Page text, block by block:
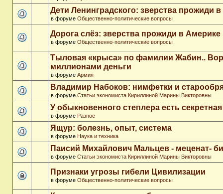
Дети Ленинградского: зверства прожиди
в форуме Общественно-политические вопросы
Дорога слёз: зверства прожиди в Америке
в форуме Общественно-политические вопросы
Тыловая «крыса» по фамилии Жабин..
миллионами деньги
в форуме Армия
Владимир Набоков: нимфетки и
в форуме Статьи экономиста Кириллиной Марины Викторовны
У обыкновенного степлера есть
в форуме Разное
Ящур: болезнь, опыт, система
в форуме Наука и техника
Паисий Михайлович Мальцев - меценат-
в форуме Статьи экономиста Кириллиной Марины Викторовны
Признаки угрозы гибели Цивилизации
в форуме Общественно-политические вопросы